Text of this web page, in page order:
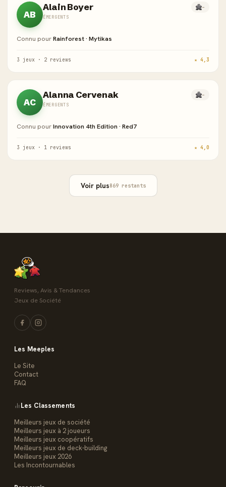
AB
Alain Boyer
ÉMERGENTS
-
Connu pourRainforest · Mytikas
3 jeux · 2 reviews ★ 4,3
AC
Alanna Cervenak
ÉMERGENTS
-
Connu pourInnovation 4th Edition · Red7
3 jeux · 1 reviews ★ 4,0
Voir plus869 restants
Reviews, Avis & Tendances
Jeux de Société
Les Meeples
Le Site
Contact
FAQ
Les Classements
Meilleurs jeux de société
Meilleurs jeux à 2 joueurs
Meilleurs jeux coopératifs
Meilleurs jeux de deck-building
Meilleurs jeux 2026
Les Incontournables